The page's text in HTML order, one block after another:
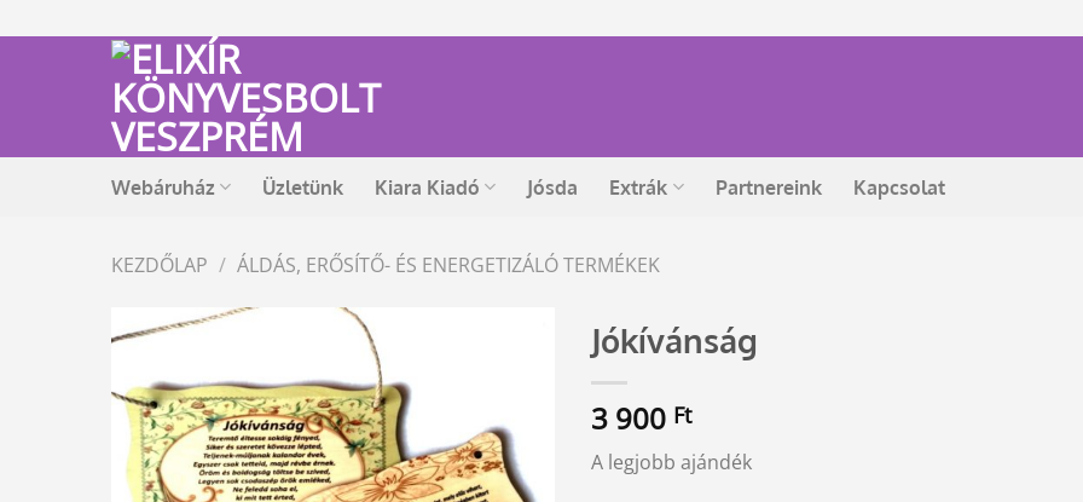
to
Webáruház Üzletünk Kiara Kiadó Jósda Extrák Partnereink Kapcsolat
KEZDŐLAP / ÁLDÁS, ERŐSÍTŐ- ÉS ENERGETIZÁLÓ TERMÉKEK
Jókívánság
3 900 Ft
A legjobb ajándék